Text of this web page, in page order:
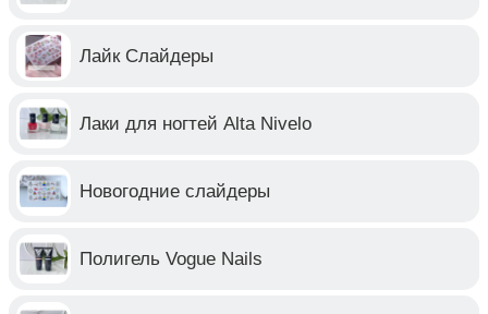
Лайк Слайдеры
Лаки для ногтей Alta Nivelo
Новогодние слайдеры
Полигель Vogue Nails